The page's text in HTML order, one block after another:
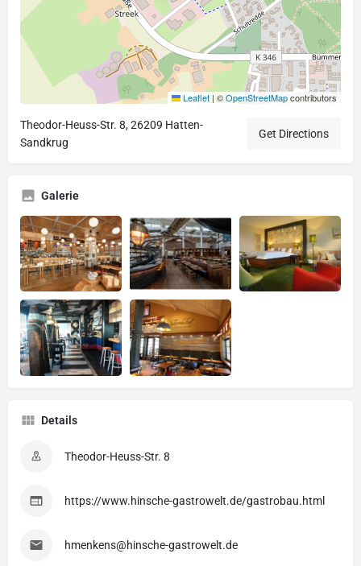
Leaflet | ©OpenStreetMapcontributors
Theodor-Heuss-Str. 8, 26209 Hatten-
Sandkrug
Get Directions
Galerie
Details
Theodor-Heuss-Str. 8
https://www.hinsche-gastrowelt.de/gastrobau.html
hmenkens@hinsche-gastrowelt.de